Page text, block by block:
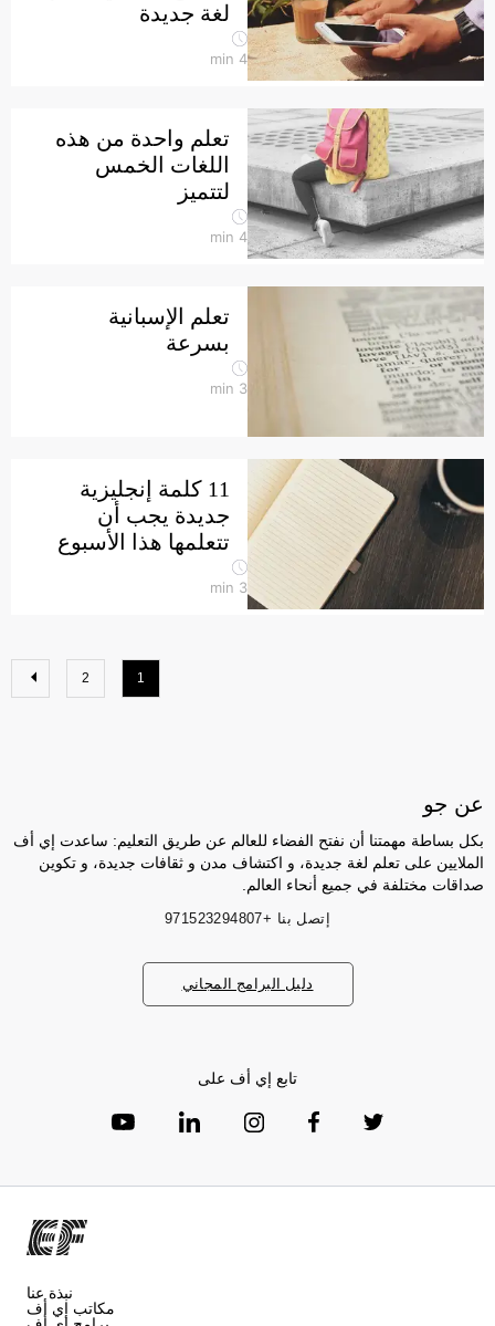
لغة جديدة
4
min
تعلم واحدة من هذه
اللغات الخمس
لتتميز
4
min
تعلم الإسبانية
بسرعة
3
min
11 كلمة إنجليزية
جديدة يجب أن
تتعلمها هذا الأسبوع
3
min
1
2
عن جو
بكل بساطة مهمتنا أن نفتح الفضاء للعالم عن طريق التعليم: ساعدت إي أف
الملايين على تعلم لغة جديدة، و اكتشاف مدن و ثقافات جديدة، و تكوين
صداقات مختلفة في جميع أنحاء العالم.
إتصل بنا +971523294807
دليل البرامج المجاني
تابع إي أف على
نبذة عنا
مكاتب إي أف